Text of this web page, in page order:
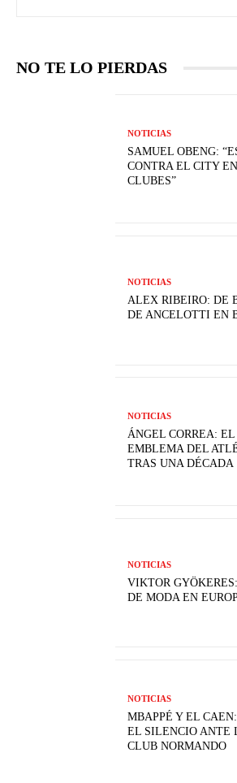
NO TE LO PIERDAS
NOTICIAS
SAMUEL OBENG:
CONTRA EL CITY
CLUBES”
NOTICIAS
ALEX RIBEIRO: DE
DE ANCELOTTI EN
NOTICIAS
ÁNGEL CORREA:
EMBLEMA DEL
TRAS UNA DÉCADA
NOTICIAS
VIKTOR
DE MODA EN
NOTICIAS
MBAPPÉ Y EL
EL SILENCIO ANTE
CLUB NORMANDO